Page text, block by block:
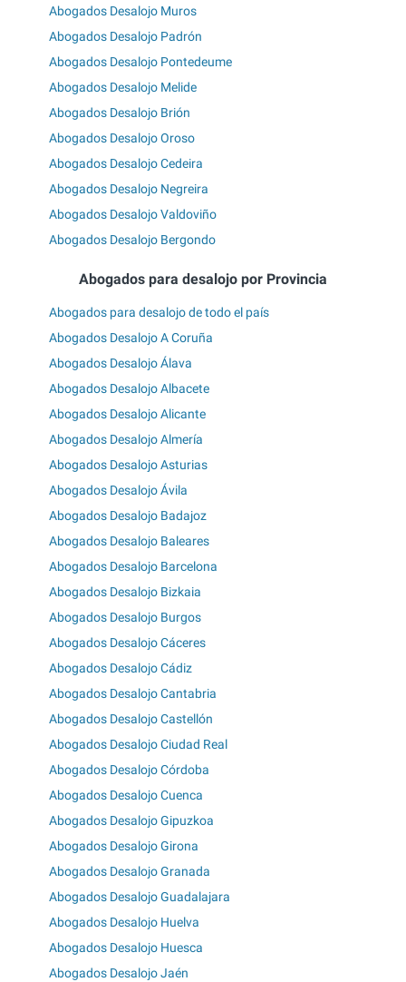
Abogados Desalojo Muros
Abogados Desalojo Padrón
Abogados Desalojo Pontedeume
Abogados Desalojo Melide
Abogados Desalojo Brión
Abogados Desalojo Oroso
Abogados Desalojo Cedeira
Abogados Desalojo Negreira
Abogados Desalojo Valdoviño
Abogados Desalojo Bergondo
Abogados para desalojo por Provincia
Abogados para desalojo de todo el país
Abogados Desalojo A Coruña
Abogados Desalojo Álava
Abogados Desalojo Albacete
Abogados Desalojo Alicante
Abogados Desalojo Almería
Abogados Desalojo Asturias
Abogados Desalojo Ávila
Abogados Desalojo Badajoz
Abogados Desalojo Baleares
Abogados Desalojo Barcelona
Abogados Desalojo Bizkaia
Abogados Desalojo Burgos
Abogados Desalojo Cáceres
Abogados Desalojo Cádiz
Abogados Desalojo Cantabria
Abogados Desalojo Castellón
Abogados Desalojo Ciudad Real
Abogados Desalojo Córdoba
Abogados Desalojo Cuenca
Abogados Desalojo Gipuzkoa
Abogados Desalojo Girona
Abogados Desalojo Granada
Abogados Desalojo Guadalajara
Abogados Desalojo Huelva
Abogados Desalojo Huesca
Abogados Desalojo Jaén